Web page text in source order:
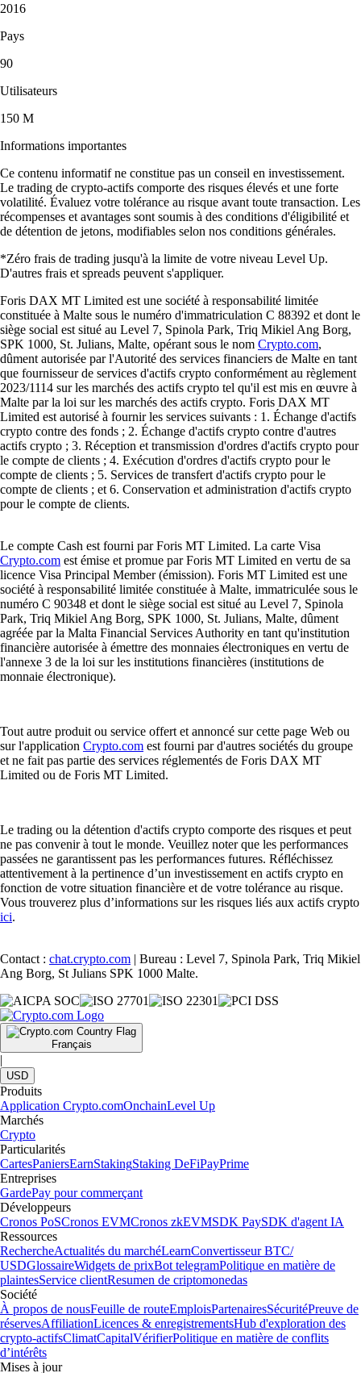
2016
Pays
90
Utilisateurs
150 M
Informations importantes
Ce contenu informatif ne constitue pas un conseil en investissement.
Le trading de crypto-actifs comporte des risques élevés et une forte
volatilité. Évaluez votre tolérance au risque avant toute transaction. Les
récompenses et avantages sont soumis à des conditions d'éligibilité et
de détention de jetons, modifiables selon nos conditions générales.
*Zéro frais de trading jusqu'à la limite de votre niveau Level Up.
D'autres frais et spreads peuvent s'appliquer.
Foris DAX MT Limited est une société à responsabilité limitée
constituée à Malte sous le numéro d'immatriculation C 88392 et dont le
siège social est situé au Level 7, Spinola Park, Triq Mikiel Ang Borg,
SPK 1000, St. Julians, Malte, opérant sous le nom Crypto.com,
dûment autorisée par l'Autorité des services financiers de Malte en tant
que fournisseur de services d'actifs crypto conformément au règlement
2023/1114 sur les marchés des actifs crypto tel qu'il est mis en œuvre à
Malte par la loi sur les marchés des actifs crypto. Foris DAX MT
Limited est autorisé à fournir les services suivants : 1. Échange d'actifs
crypto contre des fonds ; 2. Échange d'actifs crypto contre d'autres
actifs crypto ; 3. Réception et transmission d'ordres d'actifs crypto pour
le compte de clients ; 4. Exécution d'ordres d'actifs crypto pour le
compte de clients ; 5. Services de transfert d'actifs crypto pour le
compte de clients ; et 6. Conservation et administration d'actifs crypto
pour le compte de clients.
Le compte Cash est fourni par Foris MT Limited. La carte Visa
Crypto.com est émise et promue par Foris MT Limited en vertu de sa
licence Visa Principal Member (émission). Foris MT Limited est une
société à responsabilité limitée constituée à Malte, immatriculée sous le
numéro C 90348 et dont le siège social est situé au Level 7, Spinola
Park, Triq Mikiel Ang Borg, SPK 1000, St. Julians, Malte, dûment
agréée par la Malta Financial Services Authority en tant qu'institution
financière autorisée à émettre des monnaies électroniques en vertu de
l'annexe 3 de la loi sur les institutions financières (institutions de
monnaie électronique).
Tout autre produit ou service offert et annoncé sur cette page Web ou
sur l'application Crypto.com est fourni par d'autres sociétés du groupe
et ne fait pas partie des services réglementés de Foris DAX MT
Limited ou de Foris MT Limited.
Le trading ou la détention d'actifs crypto comporte des risques et peut
ne pas convenir à tout le monde. Veuillez noter que les performances
passées ne garantissent pas les performances futures. Réfléchissez
attentivement à la pertinence d’un investissement en actifs crypto en
fonction de votre situation financière et de votre tolérance au risque.
Vous trouverez plus d’informations sur les risques liés aux actifs crypto
ici.
Contact : chat.crypto.com | Bureau : Level 7, Spinola Park, Triq Mikiel
Ang Borg, St Julians SPK 1000 Malte.
Français
|
USD
Produits
Application Crypto.comOnchainLevel Up
Marchés
Crypto
Particularités
CartesPaniersEarnStakingStaking DeFiPayPrime
Entreprises
GardePay pour commerçant
Développeurs
Cronos PoSCronos EVMCronos zkEVMSDK PaySDK d'agent IA
Ressources
RechercheActualités du marchéLearnConvertisseur BTC/
USDGlossaireWidgets de prixBot telegramPolitique en matière de
plaintesService clientResumen de criptomonedas
Société
À propos de nousFeuille de routeEmploisPartenairesSécuritéPreuve de
réservesAffiliationLicences & enregistrementsHub d'exploration des
crypto-actifsClimatCapitalVérifierPolitique en matière de conflits
d’intérêts
Mises à jour